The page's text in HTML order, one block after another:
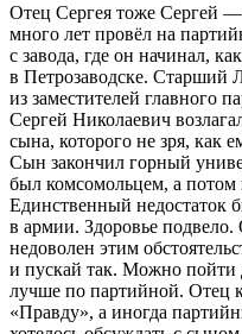
Отец Сергея тоже Сергей
много лет провёл на
с завода, где он начинал,
в Петрозаводске. Старший
из заместителей главного
Сергей Николаевич
сына, которого не зря, как
Сын закончил горный
был комсомольцем, а
Единственный недостаток
в армии. Здоровье
недоволен этим
и пускай так. Можно пойти
лучше по партийной. Отец
«Правду», а иногда